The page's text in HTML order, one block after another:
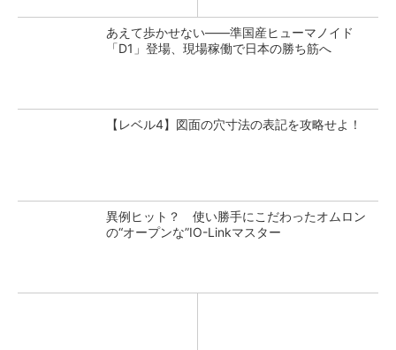
あえて歩かせない――準国産ヒューマノイド
「D1」登場、現場稼働で日本の勝ち筋へ
【レベル4】図面の穴寸法の表記を攻略せよ！
異例ヒット？ 使い勝手にこだわったオムロン
の“オープンな”IO-Linkマスター